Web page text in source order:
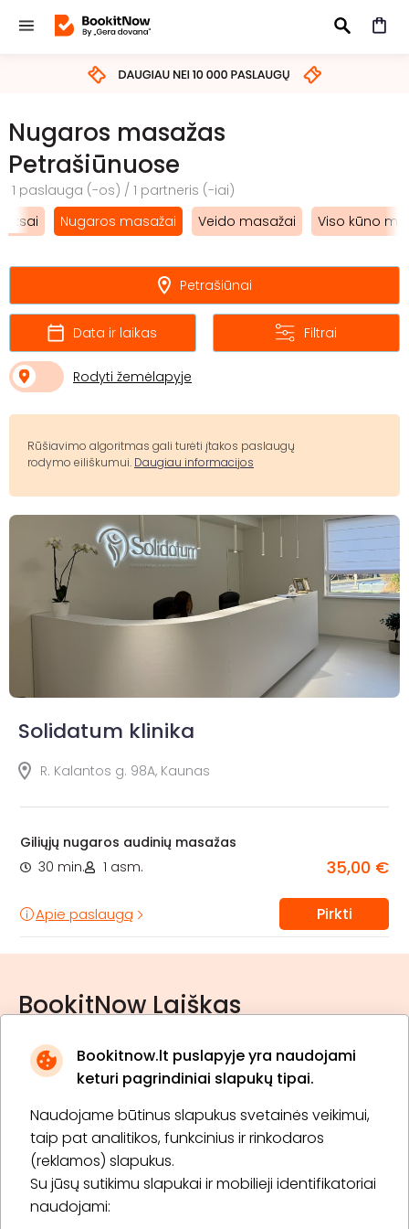
Bookitnow.lt puslapyje yra naudojami
keturi pagrindiniai slapukų tipai.
Naudojame būtinus slapukus svetainės veikimui,
taip pat analitikos, funkcinius ir rinkodaros
(reklamos) slapukus.
Su jūsų sutikimu slapukai ir mobilieji identifikatoriai
naudojami:
IEŠKOTI
Nugaros masažas
Petrašiūnuose
1 paslauga (-os) / 1 partneris (-iai)
Nugaros masažai Veido masažai Viso kūno
Petrašiūnai
Data ir laikas Filtrai
Rodyti žemėlapyje
Rūšiavimo algoritmas gali turėti įtakos paslaugų
rodymo eiliškumui. Daugiau informacijos
Solidatum klinika
R. Kalantos g. 98A, Kaunas
Giliųjų nugaros audinių masažas
30 min.
1 asm. 35,00 €
Apie paslaugą Pirkti
BookitNow Laiškas
* Susipažinau su privatumo politika
Prenumeruoti